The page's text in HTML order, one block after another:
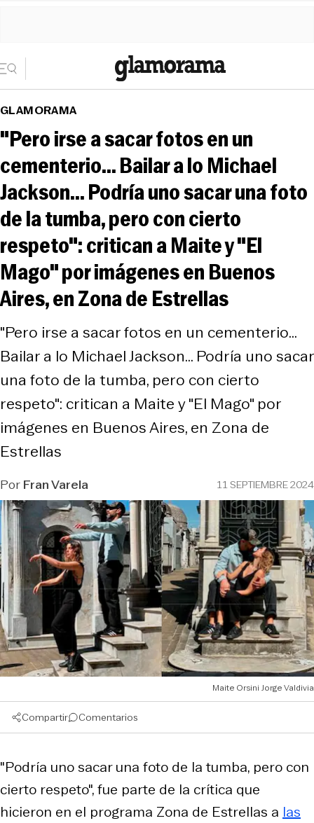
GLAMORAMA
"Pero irse a sacar fotos en un
cementerio... Bailar a lo Michael
Jackson... Podría uno sacar una foto
de la tumba, pero con cierto
respeto": critican a Maite y "El
Mago" por imágenes en Buenos
Aires, en Zona de Estrellas
"Pero irse a sacar fotos en un cementerio...
Bailar a lo Michael Jackson... Podría uno sacar
una foto de la tumba, pero con cierto
respeto": critican a Maite y "El Mago" por
imágenes en Buenos Aires, en Zona de
Estrellas
PorFran Varela 11 SEPTIEMBRE 2024
Maite Orsini Jorge Valdivia
Compartir Comentarios
"Podría uno sacar una foto de la tumba, pero con
cierto respeto", fue parte de la crítica que
hicieron en el programa Zona de Estrellas a las